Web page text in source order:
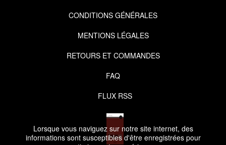
Lorsque vous naviguez sur notre site internet, des
informations sont susceptibles d'être enregistrées pour
CONDITIONS GÉNÉRALES
MENTIONS LÉGALES
RETOURS ET COMMANDES
FAQ
FLUX RSS